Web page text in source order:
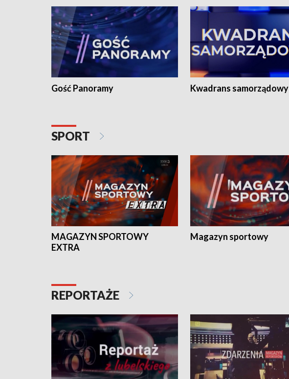
Gość Panoramy Kwadrans samorządowy
SPORT
MAGAZYN SPORTOWY
EXTRA
Magazyn sportowy
REPORTAŻE